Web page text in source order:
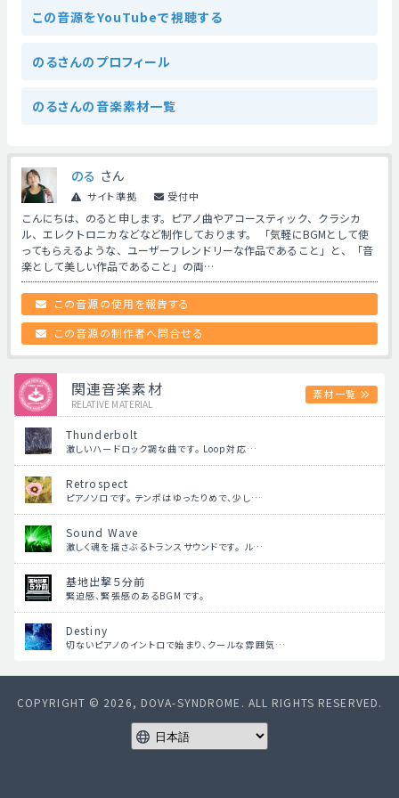
この音源をYouTubeで視聴する
のるさんのプロフィール
のるさんの音楽素材一覧
のる さん
サイト準拠 受付中
こんにちは、のると申します。ピアノ曲やアコースティック、クラシカ
ル、エレクトロニカなどなど制作しております。 「気軽にBGMとして使
ってもらえるような、ユーザーフレンドリーな作品であること」と、「音
楽として美しい作品であること」の両…
この音源の使用を報告する
この音源の制作者へ問合せる
関連音楽素材
RELATIVE MATERIAL
素材一覧
Thunderbolt
激しいハードロック調な曲です。 Loop対応…
Retrospect
ピアノソロです。 テンポはゆったりめで、少し…
Sound Wave
激しく魂を揺さぶるトランスサウンドです。 ル…
基地出撃５分前
緊迫感、緊張感のあるBGMです。
Destiny
切ないピアノのイントロで始まり、クールな雰囲気…
COPYRIGHT © 2026, DOVA-SYNDROME. ALL RIGHTS RESERVED.